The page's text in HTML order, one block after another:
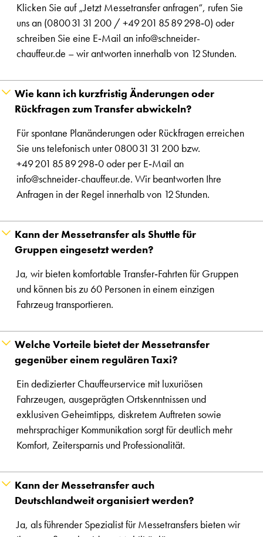
Klicken Sie auf „Jetzt Messetransfer anfragen“, rufen Sie
uns an (0800 31 31 200 / +49 201 85 89 298‑0) oder
schreiben Sie eine E‑Mail an info@schneider-
chauffeur.de – wir antworten innerhalb von 12 Stunden.
Wie kann ich kurzfristig Änderungen oder
Rückfragen zum Transfer abwickeln?
Für spontane Planänderungen oder Rückfragen erreichen
Sie uns telefonisch unter 0800 31 31 200 bzw.
+49 201 85 89 298‑0 oder per E‑Mail an
info@schneider-chauffeur.de. Wir beantworten Ihre
Anfragen in der Regel innerhalb von 12 Stunden.
Kann der Messetransfer als Shuttle für
Gruppen eingesetzt werden?
Ja, wir bieten komfortable Transfer‑Fahrten für Gruppen
und können bis zu 60 Personen in einem einzigen
Fahrzeug transportieren.
Welche Vorteile bietet der Messetransfer
gegenüber einem regulären Taxi?
Ein dedizierter Chauffeurservice mit luxuriösen
Fahrzeugen, ausgeprägten Ortskenntnissen und
exklusiven Geheimtipps, diskretem Auftreten sowie
mehrsprachiger Kommunikation sorgt für deutlich mehr
Komfort, Zeitersparnis und Professionalität.
Kann der Messetransfer auch
Deutschlandweit organisiert werden?
Ja, als führender Spezialist für Messetransfers bieten wir